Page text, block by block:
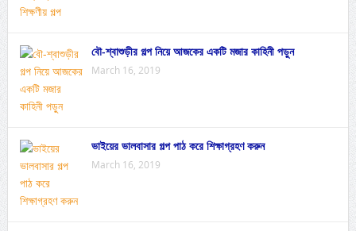
বৌ-শ্বাশুড়ীর গল্প নিয়ে আজকের একটি মজার কাহিনী পড়ুন
March 16, 2019
ভাইয়ের ভালবাসার গল্প পাঠ করে শিক্ষাগ্রহণ করুন
March 16, 2019